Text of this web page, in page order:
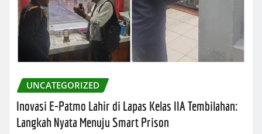
UNCATEGORIZED
Inovasi E-Patmo Lahir di Lapas Kelas IIA Tembilahan:
Langkah Nyata Menuju Smart Prison